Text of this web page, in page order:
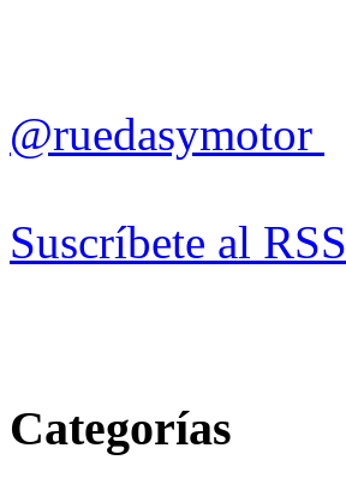
@ruedasymotor
Suscríbete al RSS
Categorías